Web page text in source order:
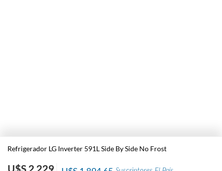
Refrigerador LG Inverter 591L Side By Side No Frost
U$S 2.229